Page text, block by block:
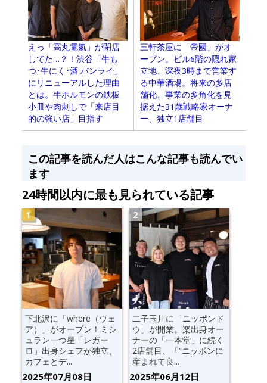
えっ「高丸電氣」が閉店
してた…？！渋谷「牛も
つ･牛にく･酒 バンライ」
にリニューアルした理由
とは。牛ホルモンの鉄板
小皿や肉刺しで「来店目
的の強い店」目指す
三軒茶屋に「帝國」がオ
ープン。ビル6階の隠れ家
立地、深夜3時まで営業す
る中華酒場。将来の多店
舗化、事業の多角化を見
据えた31歳戦略家オーナ
ー、独立1店舗目
この記事を読んだ人はこんな記事も読んでい
ます
24時間以内に最も見られている記事
下北沢に「where（ウェ
ア）」がオープン！ミシ
ュラン一つ星「レガー
ロ」出身シェフが独立、
カフェとデ...
2025年07月08日
二子玉川に「ニッポンド
ウ」が開業。楽出身オー
ナーの「一本堂」に続く
2店舗目、「“ニッポンに
産まれて良...
2025年06月12日